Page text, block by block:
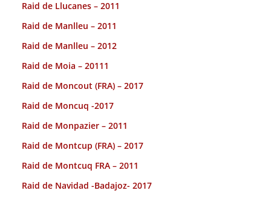
Raid de Llucanes – 2011
Raid de Manlleu – 2011
Raid de Manlleu – 2012
Raid de Moia – 20111
Raid de Moncout (FRA) – 2017
Raid de Moncuq -2017
Raid de Monpazier – 2011
Raid de Montcup (FRA) – 2017
Raid de Montcuq FRA – 2011
Raid de Navidad -Badajoz- 2017